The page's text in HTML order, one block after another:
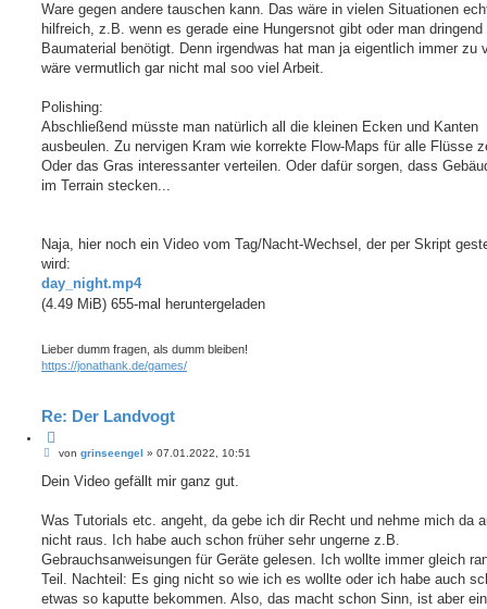
Ware gegen andere tauschen kann. Das wäre in vielen Situationen
hilfreich, z.B. wenn es gerade eine Hungersnot gibt oder man dringend
Baumaterial benötigt. Denn irgendwas hat man ja eigentlich immer zu
wäre vermutlich gar nicht mal soo viel Arbeit.
Polishing:
Abschließend müsste man natürlich all die kleinen Ecken und Kanten
ausbeulen. Zu nervigen Kram wie korrekte Flow-Maps für alle Flüsse
Oder das Gras interessanter verteilen. Oder dafür sorgen, dass
im Terrain stecken...
Naja, hier noch ein Video vom Tag/Nacht-Wechsel, der per Skript
wird:
day_night.mp4
(4.49 MiB) 655-mal heruntergeladen
Lieber dumm fragen, als dumm bleiben!
https://jonathank.de/games/
Re: Der Landvogt
i
i
e
n
B
i
a
von grinseengel » 07.01.2022, 10:51
Dein Video gefällt mir ganz gut.
Was Tutorials etc. angeht, da gebe ich dir Recht und nehme mich da
nicht raus. Ich habe auch schon früher sehr ungerne z.B.
Gebrauchsanweisungen für Geräte gelesen. Ich wollte immer gleich
Teil. Nachteil: Es ging nicht so wie ich es wollte oder ich habe auch
etwas so kaputte bekommen. Also, das macht schon Sinn, ist aber